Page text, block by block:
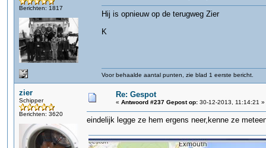
Berichten: 1817
Hij is opnieuw op de terugweg Zier
K
Voor behaalde aantal punten, zie blad 1 eerste bericht.
zier
Schipper
Berichten: 3620
Re: Gespot
« Antwoord #237 Gepost op: 30-12-2013, 11:14:21 »
eindelijk legge ze hem ergens neer,kenne ze